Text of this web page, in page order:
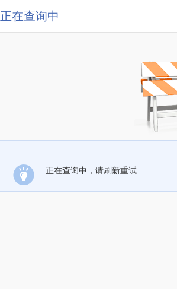
正在查询中
正在查询中，请刷新重试